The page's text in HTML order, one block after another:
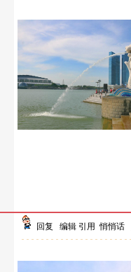
回复 编辑 引用 悄悄话